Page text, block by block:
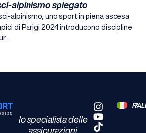
alpinismo spiegato
alpinismo, uno sport in piena ascesa
di Parigi 2024 introducono discipline
Io specialista delle
assicurazioni